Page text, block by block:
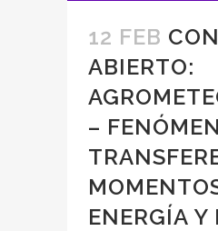
12 FEB
ABIERTO:
–
ENERGÍA Y